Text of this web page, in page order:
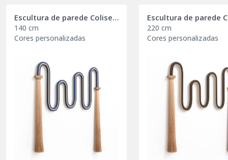
Escultura de parede Coliseum Essence
140 cm
Cores personalizadas
220 cm
Cores personalizadas